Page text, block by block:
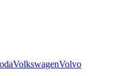
VolkswagenVolvo